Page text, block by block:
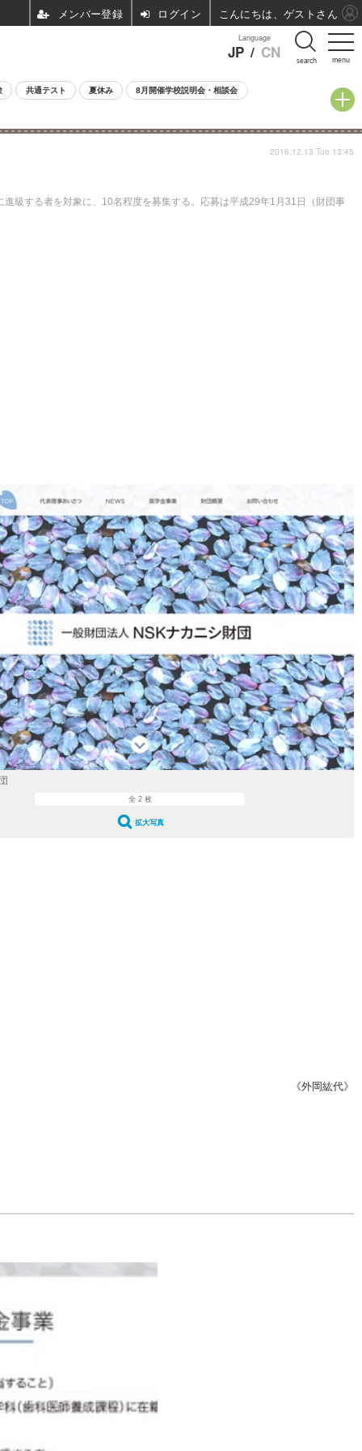
menu
Language
JP / CN search
共通テスト 夏休み 8月開催学校説明会・相談会
級する者を対象に、10名程度を募集する。応募は平成29年1月31日（財団事
2016.12.13 Tue 13:45
全 2 枚
拡大写真
《外岡紘代》
ログイン こんにちは、ゲストさん